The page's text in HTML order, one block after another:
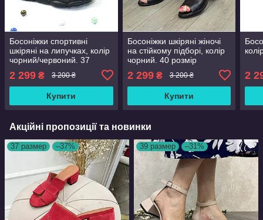
Босоніжки спортивні
шкіряні на липучках, колір
чорний/червоний. 37
2 299 ₴ 3 200 ₴
Купити
Босоніжки шкіряні жіночі
на стійкому підборі, колір
чорний. 40 розмір
2 299₴ 3 200 ₴
Купити
2
Акційні пропозиції та новинки
37 размер –37% 39 размер –31%